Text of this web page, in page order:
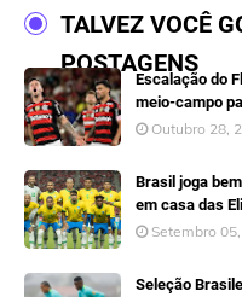
TALVEZ VOCÊ
POSTAGENS
Escalação do
meio-campo
Outubro 28,
Brasil joga
em casa das
Setembro
Seleção